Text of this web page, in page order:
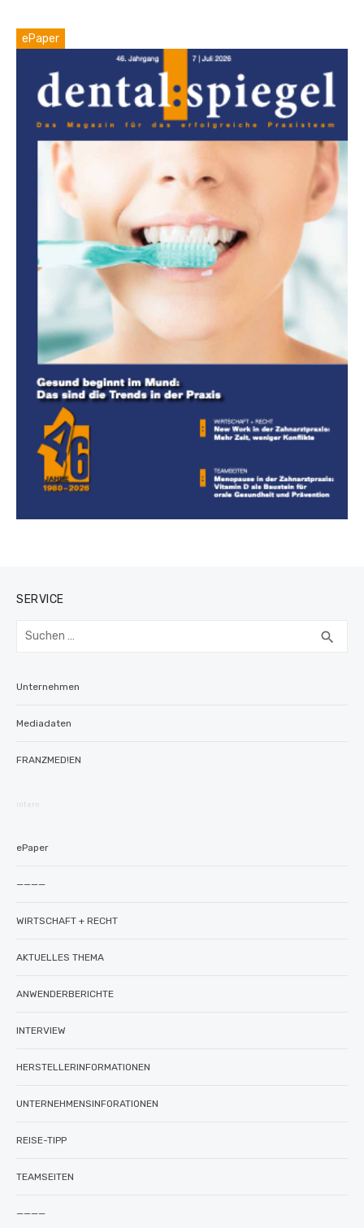
ePaper
SERVICE
Suchen
search
Unternehmen
Mediadaten
FRANZMED!EN
intern
ePaper
————
WIRTSCHAFT + RECHT
AKTUELLES THEMA
ANWENDERBERICHTE
INTERVIEW
HERSTELLERINFORMATIONEN
UNTERNEHMENSINFORATIONEN
REISE-TIPP
TEAMSEITEN
————